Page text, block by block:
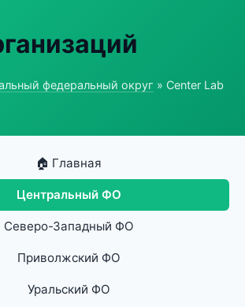
федеральный округ » Center Lab
🏠 Главная
Центральный ФО
Северо-Западный ФО
Приволжский ФО
Уральский ФО